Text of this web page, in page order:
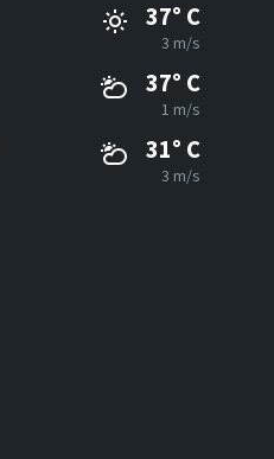
37° C
3 m/s
37° C
1 m/s
31° C
3 m/s